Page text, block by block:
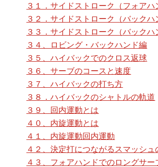
３１．サイドストローク（フォアハ
３２．サイドストローク（バックハ
３３．サイドストローク（バックハ
３４、ロビング・バックハンド編
３５、ハイバックでのクロス返球
３６、サーブのコースと速度
３７、ハイバックの打ち方
３８．ハイバックのシャトルの軌道
３９、回内運動とは
４０、内旋運動とは
４１、内旋運動回内運動
４２、決定打につながるスマッシュ
４３、フォアハンドでのロングサー